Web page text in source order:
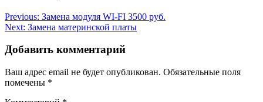
Previous: Замена модуля WI-FI 3500 руб.
Next: Замена материнской платы
Добавить комментарий
Ваш адрес email не будет опубликован. Обязательные поля
помечены *